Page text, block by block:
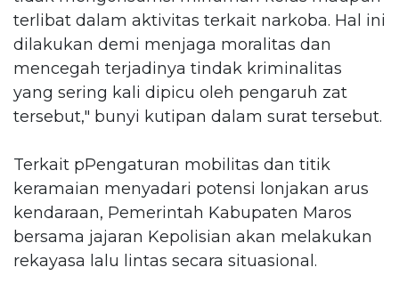
terlibat dalam aktivitas terkait narkoba. Hal ini
dilakukan demi menjaga moralitas dan
mencegah terjadinya tindak kriminalitas
yang sering kali dipicu oleh pengaruh zat
tersebut," bunyi kutipan dalam surat tersebut.
Terkait pPengaturan mobilitas dan titik
keramaian menyadari potensi lonjakan arus
kendaraan, Pemerintah Kabupaten Maros
bersama jajaran Kepolisian akan melakukan
rekayasa lalu lintas secara situasional.